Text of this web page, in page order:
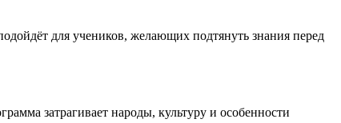
для учеников, желающих подтянуть знания перед
затрагивает народы, культуру и особенности